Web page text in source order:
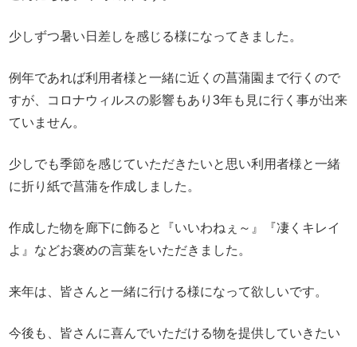
少しずつ暑い日差しを感じる様になってきました。
例年であれば利用者様と一緒に近くの菖蒲園まで行くので
すが、コロナウィルスの影響もあり3年も見に行く事が出来
ていません。
少しでも季節を感じていただきたいと思い利用者様と一緒
に折り紙で菖蒲を作成しました。
作成した物を廊下に飾ると『いいわねぇ～』『凄くキレイ
よ』などお褒めの言葉をいただきました。
来年は、皆さんと一緒に行ける様になって欲しいです。
今後も、皆さんに喜んでいただける物を提供していきたい